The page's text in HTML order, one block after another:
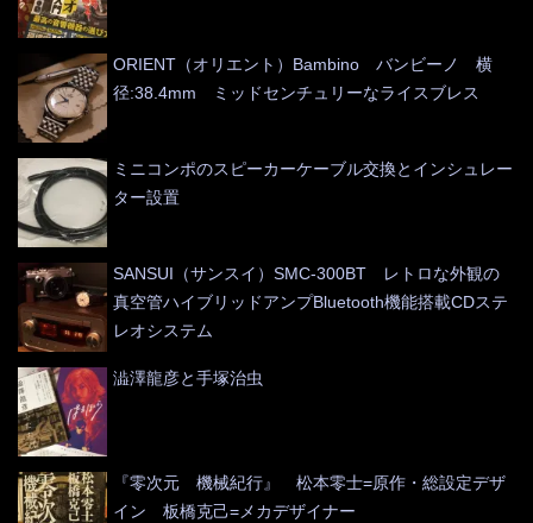
ORIENT（オリエント）Bambino バンビーノ 横
径:38.4mm ミッドセンチュリーなライスブレス
ミニコンポのスピーカーケーブル交換とインシュレー
ター設置
SANSUI（サンスイ）SMC-300BT レトロな外観の
真空管ハイブリッドアンプBluetooth機能搭載CDステ
レオシステム
澁澤龍彦と手塚治虫
『零次元 機械紀行』 松本零士=原作・総設定デザ
イン 板橋克己=メカデザイナー